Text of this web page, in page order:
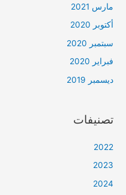
مارس 2021
أكتوبر 2020
سبتمبر 2020
فبراير 2020
ديسمبر 2019
تصنيفات
2022
2023
2024